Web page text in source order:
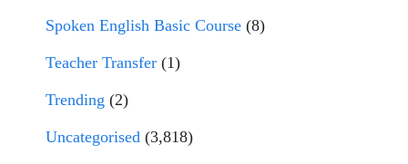
Spoken English Basic Course (8)
Teacher Transfer (1)
Trending (2)
Uncategorised (3,818)